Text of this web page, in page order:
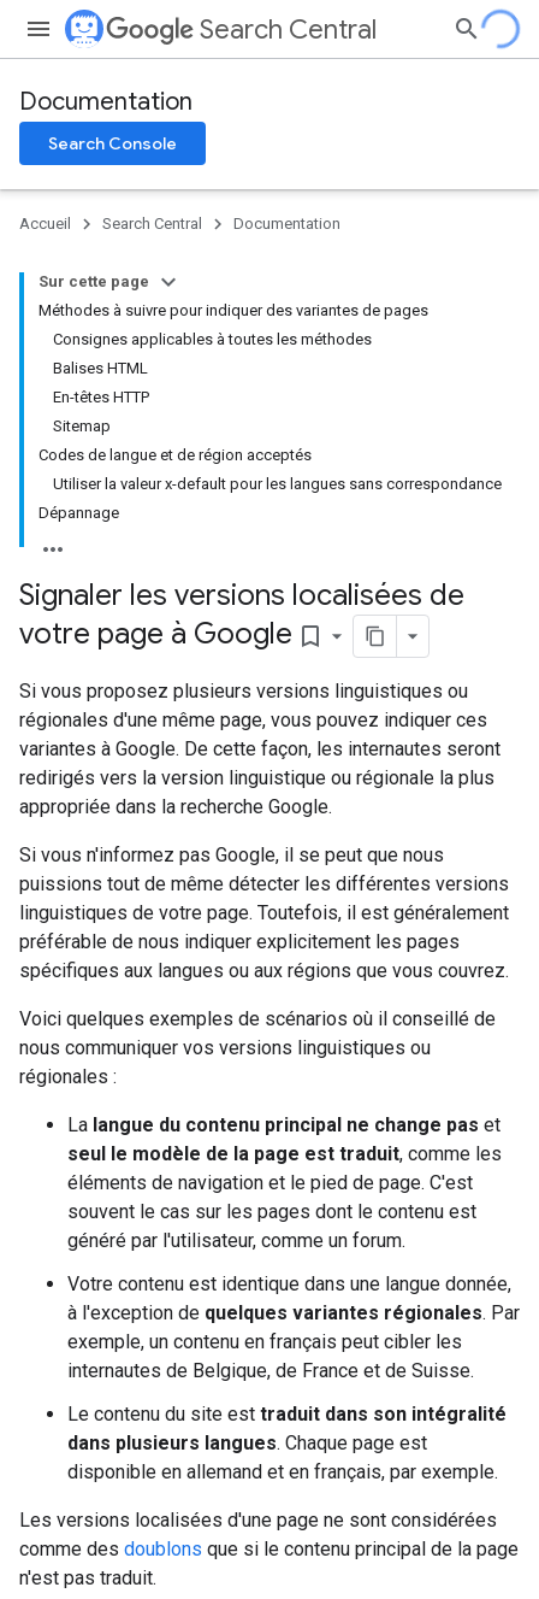
Search Central
Documentation
Search Console
Accueil Search Central Documentation
Sur cette page
Méthodes à suivre pour indiquer des variantes de pages
Consignes applicables à toutes les méthodes
Balises HTML
En-têtes HTTP
Sitemap
Codes de langue et de région acceptés
Utiliser la valeur x-default pour les langues sans correspondance
Dépannage
Signaler les versions localisées de
votre page à Google bookmark_border
Si vous proposez plusieurs versions linguistiques ou
régionales d'une même page, vous pouvez indiquer ces
variantes à Google. De cette façon, les internautes seront
redirigés vers la version linguistique ou régionale la plus
appropriée dans la recherche Google.
Si vous n'informez pas Google, il se peut que nous
puissions tout de même détecter les différentes versions
linguistiques de votre page. Toutefois, il est généralement
préférable de nous indiquer explicitement les pages
spécifiques aux langues ou aux régions que vous couvrez.
Voici quelques exemples de scénarios où il conseillé de
nous communiquer vos versions linguistiques ou
régionales :
La langue du contenu principal ne change pas et
seul le modèle de la page est traduit, comme les
éléments de navigation et le pied de page. C'est
souvent le cas sur les pages dont le contenu est
généré par l'utilisateur, comme un forum.
Votre contenu est identique dans une langue donnée,
à l'exception de quelques variantes régionales. Par
exemple, un contenu en français peut cibler les
internautes de Belgique, de France et de Suisse.
Le contenu du site est traduit dans son intégralité
dans plusieurs langues. Chaque page est
disponible en allemand et en français, par exemple.
Les versions localisées d'une page ne sont considérées
comme des doublons que si le contenu principal de la page
n'est pas traduit.